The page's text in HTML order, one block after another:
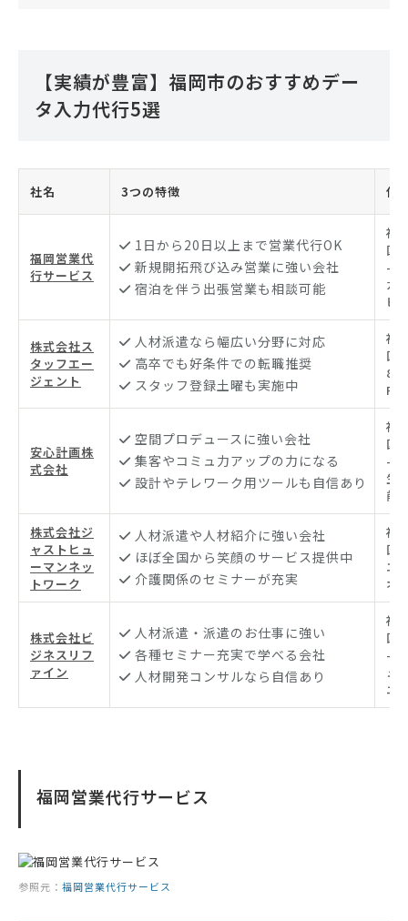
【実績が豊富】福岡市のおすすめデー
タ入力代行5選
社名 3つの特徴 住
福岡営業代
行サービス
1日から20日以上まで営業代行OK
新規開拓飛び込み営業に強い会社
宿泊を伴う出張営業も相談可能
福
区
-
カ
ビ
株式会社ス
タッフエー
ジェント
人材派遣なら幅広い分野に対応
高卒でも好条件での転職推奨
スタッフ登録土曜も実施中
福
区
8
F
安心計画株
式会社
空間プロデュースに強い会社
集客やコミュ力アップの力になる
設計やテレワーク用ツールも自信あり
福
区
-
生
前
株式会社ジ
ャストヒュ
ーマンネッ
トワーク
人材派遣や人材紹介に強い会社
ほぼ全国から笑顔のサービス提供中
介護関係のセミナーが充実
福
区
エ
オ
株式会社ビ
ジネスリフ
ァイン
人材派遣・派遣のお仕事に強い
各種セミナー充実で学べる会社
人材開発コンサルなら自信あり
福
区
-2
ュ
ニ
福岡営業代行サービス
参照元： 福岡営業代行サービス